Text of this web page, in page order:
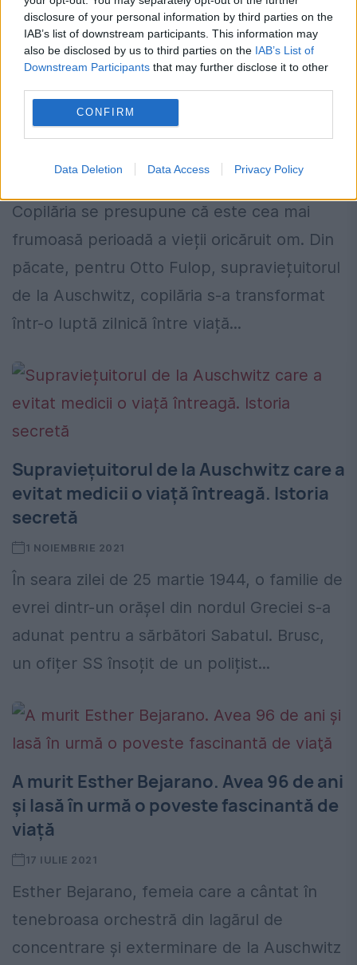
disclosure of your personal information by third parties on the
IAB’s list of downstream participants. This information may
also be disclosed by us to third parties on the IAB’s List of
Downstream Participants that may further disclose it to other
CONFIRM
Data Deletion Data Access Privacy Policy
Supraviețuitorul de la Auschwitz.
Copilăria se presupune că este cea mai
frumoasă perioadă a vieții oricăruit om. Din
păcate, pentru Otto Fulop, supraviețuitorul
de la Auschwitz, copilăria s-a transformat
într-o luptă zilnică între viață...
Supraviețuitorul de la Auschwitz care a
evitat medicii o viață întreagă. Istoria
secretă
1 NOIEMBRIE 2021
În seara zilei de 25 martie 1944, o familie de
evrei dintr-un orășel din nordul Greciei s-a
adunat pentru a sărbători Sabatul. Brusc,
un ofițer SS însoțit de un polițist...
A murit Esther Bejarano. Avea 96 de ani
şi lasă în urmă o poveste fascinantă de
viaţă
17 IULIE 2021
Esther Bejarano, femeia care a cântat în
tenebroasa orchestră din lagărul de
concentrare şi exterminare de la Auschwitz